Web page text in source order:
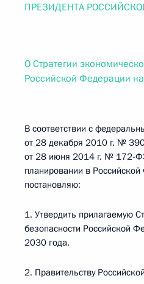
ПРЕЗИДЕНТА
О Стратегии
Российской Федерации
В соответствии с
от 28 декабря 2010 г. №
от 28 июня 2014 г. № 172-
планировании в
постановляю:
1. Утвердить прилагаемую
безопасности Российской
2030 года.
2. Правительству